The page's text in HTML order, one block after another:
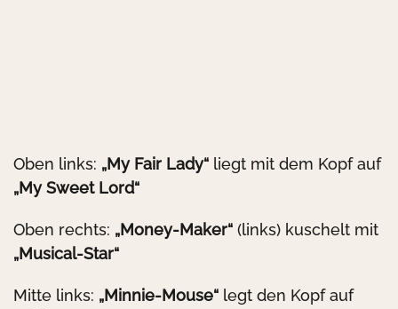
Oben links: „My Fair Lady“ liegt mit dem Kopf auf
„My Sweet Lord“
Oben rechts: „Money-Maker“ (links) kuschelt mit
„Musical-Star“
Mitte links: „Minnie-Mouse“ legt den Kopf auf